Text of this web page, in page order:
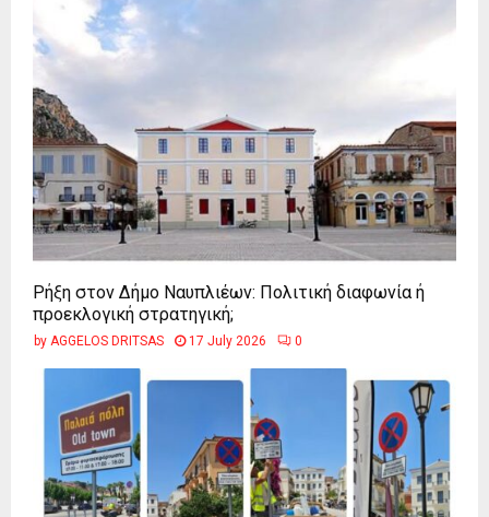
Ρήξη στον Δήμο Ναυπλιέων: Πολιτική διαφωνία ή
προεκλογική στρατηγική;
by AGGELOS DRITSAS 17 July 2026 0